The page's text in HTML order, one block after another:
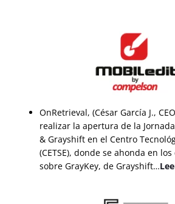
OnRetrieval, (César García J.,
realizar la apertura de la
& Grayshift en el Centro
(CETSE), donde se ahonda en
sobre GrayKey, de Grayshift…